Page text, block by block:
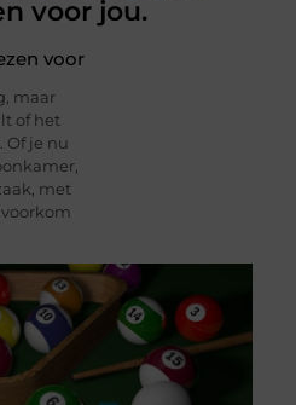
voor jou.
voor
maar
of het
Of je nu
met